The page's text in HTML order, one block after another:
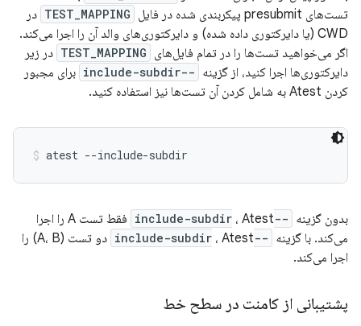
تست‌های presubmit پیکربندی شده در فایل
TEST_MAPPING در
CWD (یا دایرکتوری داده شده) و دایرکتوری‌های والد آن را اجرا می‌کند.
اگر می‌خواهید تست‌ها را در تمام فایل‌های TEST_MAPPING در زیر
دایرکتوری‌ها اجرا کنید، از گزینه --include-subdir
برای مجبور
کردن Atest به شامل کردن آن تست‌ها نیز استفاده کنید.
atest --include-subdir
بدون گزینه --include-subdir
، Atest فقط تست A را اجرا
می‌کند. با گزینه --include-subdir
، Atest دو تست (A، B) را
اجرا می‌کند.
پشتیبانی از کامنت در سطح خط